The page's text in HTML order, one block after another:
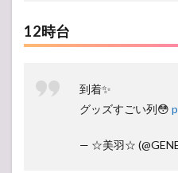
12時台
到着✨
グッズすごい列😳
— ☆美羽☆